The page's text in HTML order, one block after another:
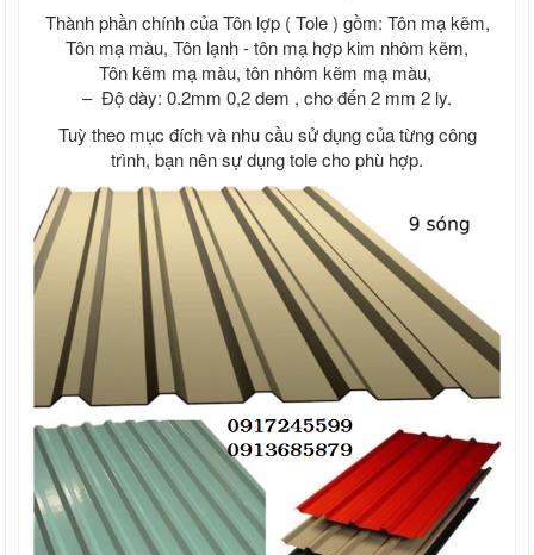
Thành phần chính của Tôn lợp ( Tole ) gồm: Tôn mạ kẽm,
Tôn mạ màu, Tôn lạnh - tôn mạ hợp kim nhôm kẽm,
Tôn kẽm mạ màu, tôn nhôm kẽm mạ màu,
– Độ dày: 0.2mm 0,2 dem , cho đến 2 mm 2 ly.
Tuỳ theo mục đích và nhu cầu sử dụng của từng công
trình, bạn nên sự dụng tole cho phù hợp.